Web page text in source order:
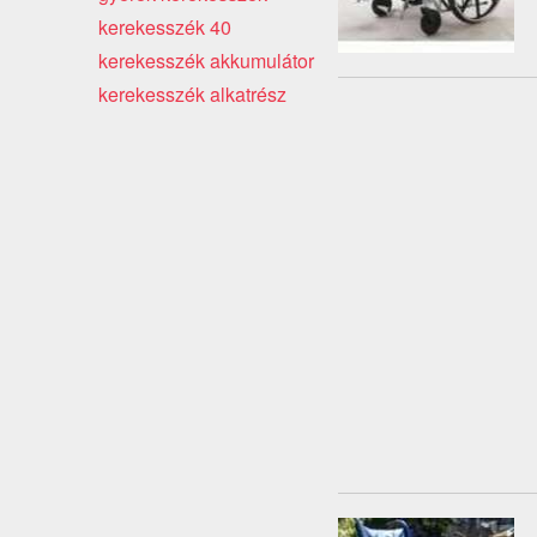
kerekesszék 40
kerekesszék akkumulátor
kerekesszék alkatrész